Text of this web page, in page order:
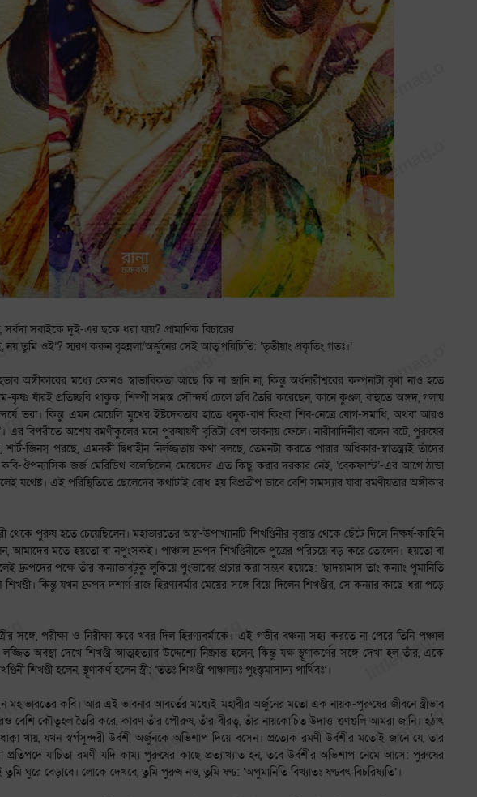
সবাইকে দুই-এর ছকে ধরা যায়? প্রামাণিক বিচারের
নয় তুমি ওই’? স্মরণ করুন বৃহন্নলা/অর্জুনের সেই আত্মপরিচিতি: ‘তৃতীয়াং প্রকৃতিং গতঃ।’
অঙ্গীকারের মধ্যে কোনও স্বাভাবিকতা আছে কি না জানি না, কিন্তু অর্ধনারীশ্বরের কল্পনাটা বৃথা নাও হতে
কৃষ্ণ যাঁরই প্রতিচ্ছবি থাকুক, শিল্পী সমস্ত সৌন্দর্য ঢেলে ছবি তৈরি করেছেন, কানে কুণ্ডল, বাহুতে অঙ্গদ, গলায়
ভরা। কিন্তু এমন মেয়েলি মুখের ইষ্টদেবতার হাতে ধনুক-বাণ কিংবা শিব-নেত্রে যোগ-সমাধি, অথবা আরও
এর বিপরীতে অশেষ রমণীকুলের মনে পুরুষায়ণী বৃত্তিটা বেশ ভাবনায় ফেলে। নারীবাদিনীরা বলেন বটে, পুরুষের
জিনস্ পরছে, এমনকী দ্বিধাহীন নির্লজ্জতায় কথা বলছে, তেমনটা করতে পারার অধিকার-স্বাতন্ত্র্যই তাঁদের
ঔপন্যাসিক জর্জ মেরিডিথ বলেছিলেন, মেয়েদের এত কিছু করার দরকার নেই, ‘ব্রেকফাস্ট’-এর আগে ঠান্ডা
যথেষ্ট। এই পরিস্থিতিতে ছেলেদের কথাটাই বোধ হয় বিপ্রতীপ ভাবে বেশি সমস্যার যারা রমণীয়তার অঙ্গীকার
থেকে পুরুষ হতে চেয়েছিলেন। মহাভারতের অম্বা-উপাখ্যানটি শিখণ্ডিনীর বৃত্তান্ত থেকে ছেঁটে দিলে নিষ্কর্ষ-কাহিনি
আমাদের মতে হয়তো বা নপুংসকই। পাঞ্চাল দ্রুপদ শিখণ্ডিনীকে পুত্রের পরিচয়ে বড় করে তোলেন। হয়তো বা
দ্রুপদের পক্ষে তাঁর কন্যাভাবটুকু লুকিয়ে পুংভাবের প্রচার করা সম্ভব হয়েছে: ‘ছাদয়ামাস তাং কন্যাং পুমানিতি
কিন্তু যখন দ্রুপদ দশার্ণ-রাজ হিরণ্যবর্মার মেয়ের সঙ্গে বিয়ে দিলেন শিখণ্ডীর, সে কন্যার কাছে ধরা পড়ে
সঙ্গে, পরীক্ষা ও নিরীক্ষা করে খবর দিল হিরণ্যবর্মাকে। এই গভীর বঞ্চনা সহ্য করতে না পেরে তিনি পঞ্চাল
অবস্থা দেখে শিখণ্ডী আত্মহত্যার উদ্দেশ্যে নিষ্ক্রান্ত হলেন, কিন্তু যক্ষ স্থূণাকর্ণের সঙ্গে দেখা হল তাঁর, একে
শিখণ্ডী হলেন, স্থূণাকর্ণ হলেন স্ত্রী: ‘ততঃ শিখণ্ডী পাঞ্চাল্যঃ পুংস্ত্বমাসাদ্য পার্থিবঃ’।
মহাভারতের কবি। আর এই ভাবনার আবর্তের মধ্যেই মহাবীর অর্জুনের মতো এক নায়ক-পুরুষের জীবনে স্ত্রীভাব
বেশি কৌতূহল তৈরি করে, কারণ তাঁর পৌরুষ, তাঁর বীরত্ব, তাঁর নায়কোচিত উদাত্ত গুণগুলি আমরা জানি। হঠাৎ
খায়, যখন স্বর্গসুন্দরী উর্বশী অর্জুনকে অভিশাপ দিয়ে বসেন। প্রত্যেক রমণী উর্বশীর মতোই জানে যে, তার
যাচিতা রমণী যদি কাম্য পুরুষের কাছে প্রত্যাখ্যাত হন, তবে উর্বশীর অভিশাপ নেমে আসে: পুরুষের
ঘুরে বেড়াবে। লোকে দেখবে, তুমি পুরুষ নও, তুমি ষণ্ঢ: ‘অপুমানিতি বিখ্যাতঃ ষণ্ঢবৎ বিচরিষ্যতি’।